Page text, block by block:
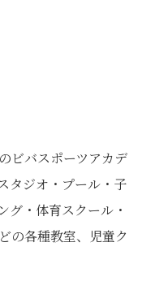
ビバスポーツアカデ
タジオ・プール・子
グ・体育スクール・
の各種教室、児童ク